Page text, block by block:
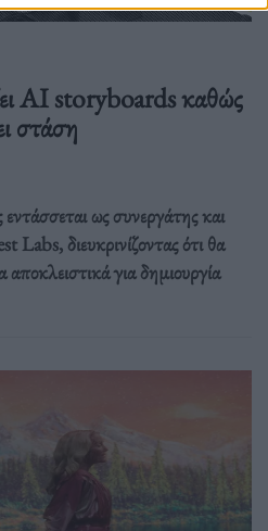
AI storyboards καθώς
στάση
ως συνεργάτης και
διευκρινίζοντας ότι θα
αποκλειστικά για δημιουργία